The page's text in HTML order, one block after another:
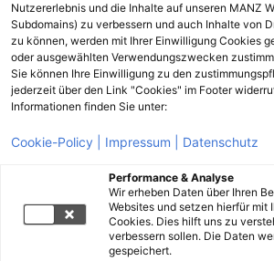
Nutzererlebnis und die Inhalte auf unseren MANZ
Subdomains) zu verbessern und auch Inhalte von
zu können, werden mit Ihrer Einwilligung Cookies
oder ausgewählten Verwendungszwecken
Sie können Ihre Einwilligung zu den
jederzeit über den Link "Cookies" im Footer
Informationen finden Sie unter:
Cookie-Policy | Impressum | Datenschutz
Performance & Analyse
Wir erheben Daten über Ihren
Websites und setzen hierfür mit
Cookies. Dies hilft uns zu
verbessern sollen. Die Daten
gespeichert.